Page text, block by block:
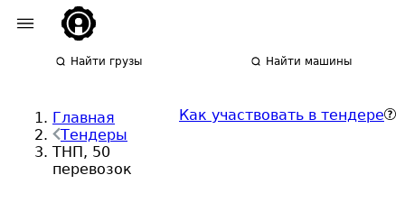
Найти грузы Найти машины
Главная
Тендеры
ТНП, 50
перевозок
Как участвовать в тендере